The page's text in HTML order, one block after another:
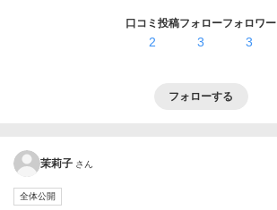
口コミ投稿
2
フォロー
3
フォロワー
3
フォローする
茉莉子 さん
全体公開